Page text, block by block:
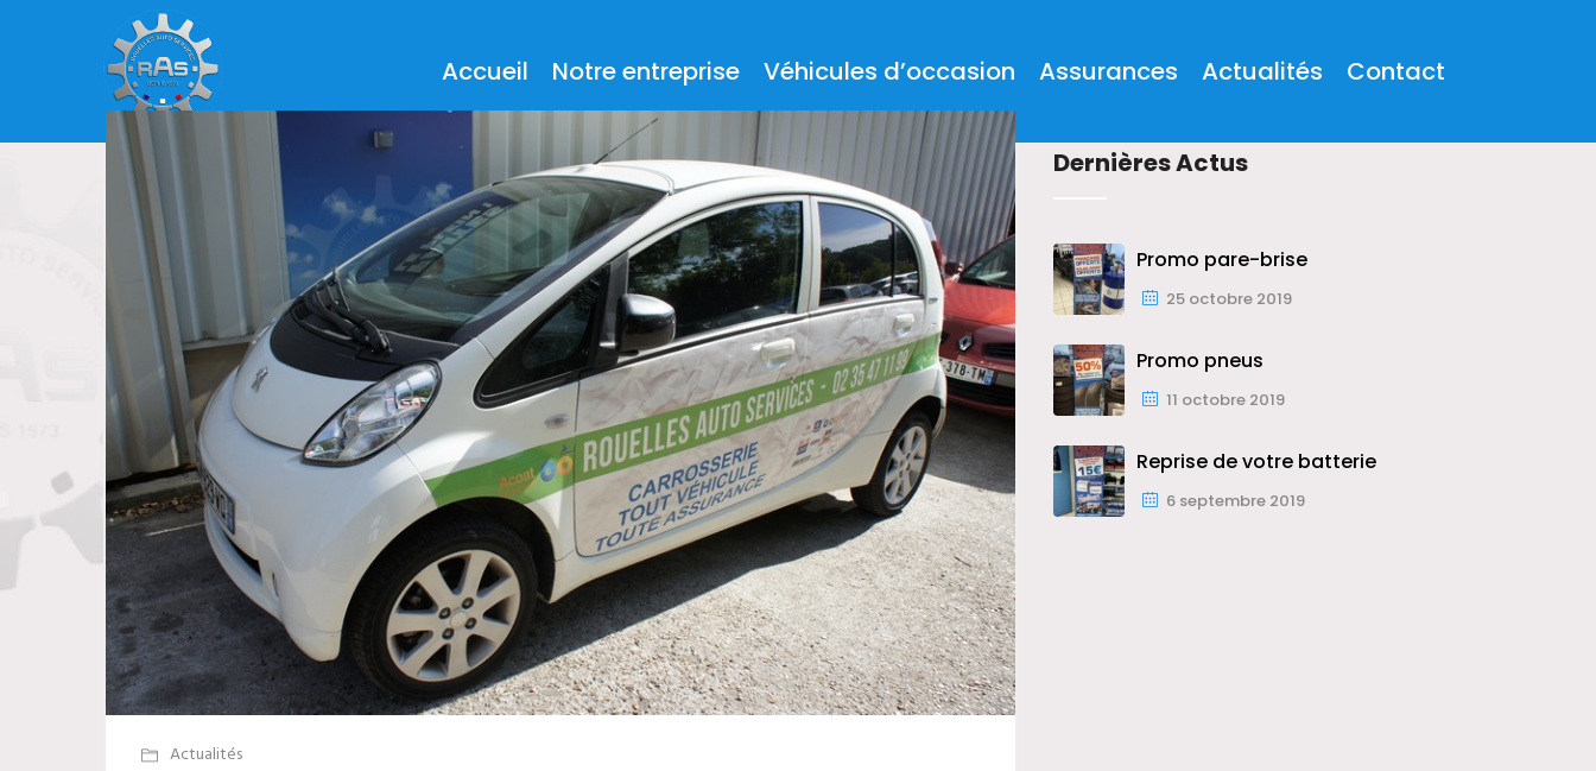
Accueil Notre entreprise Véhicules d’occasion Assurances Actualités Contact
Actualités
Dernières Actus
Promo pare-brise
25 octobre 2019
Promo pneus
11 octobre 2019
Reprise de votre batterie
6 septembre 2019